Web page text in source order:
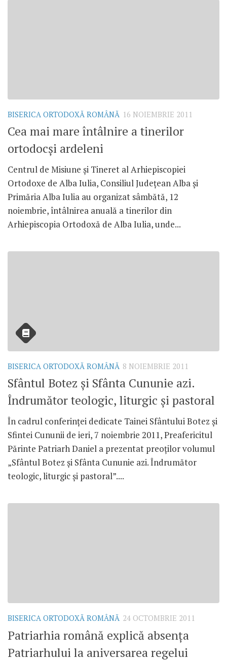
BISERICA ORTODOXĂ ROMÂNĂ 16 NOIEMBRIE 2011
Cea mai mare întâlnire a tinerilor
ortodocşi ardeleni
Centrul de Misiune şi Tineret al Arhiepiscopiei
Ortodoxe de Alba Iulia, Consiliul Judeţean Alba şi
Primăria Alba Iulia au organizat sâmbătă, 12
noiembrie, întâlnirea anuală a tinerilor din
Arhiepiscopia Ortodoxă de Alba Iulia, unde...
BISERICA ORTODOXĂ ROMÂNĂ 8 NOIEMBRIE 2011
Sfântul Botez şi Sfânta Cununie azi.
Îndrumător teologic, liturgic şi pastoral
În cadrul conferinţei dedicate Tainei Sfântului Botez şi
Sfintei Cununii de ieri, 7 noiembrie 2011, Preafericitul
Părinte Patriarh Daniel a prezentat preoţilor volumul
„Sfântul Botez şi Sfânta Cununie azi. Îndrumător
teologic, liturgic şi pastoral”....
BISERICA ORTODOXĂ ROMÂNĂ 24 OCTOMBRIE 2011
Patriarhia română explică absenţa
Patriarhului la aniversarea regelui